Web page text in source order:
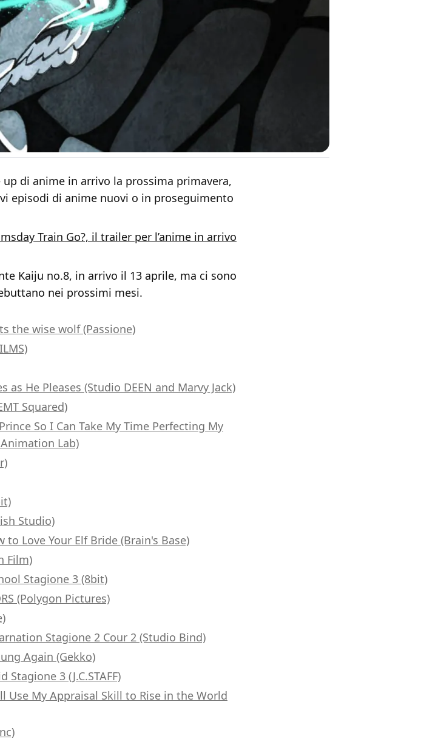
di anime in arrivo la prossima primavera,
episodi di anime nuovi o in proseguimento
Train Go?, il trailer per l’anime in arrivo
Kaiju no.8, in arrivo il 13 aprile, ma ci sono
nei prossimi mesi.
the wise wolf (Passione)
as He Pleases (Studio DEEN and Marvy Jack)
Squared)
So I Can Take My Time Perfecting My
Lab)
Studio)
Love Your Elf Bride (Brain's Base)
Film)
Stagione 3 (8bit)
(Polygon Pictures)
Stagione 2 Cour 2 (Studio Bind)
Again (Gekko)
3 (J.C.STAFF)
Use My Appraisal Skill to Rise in the World